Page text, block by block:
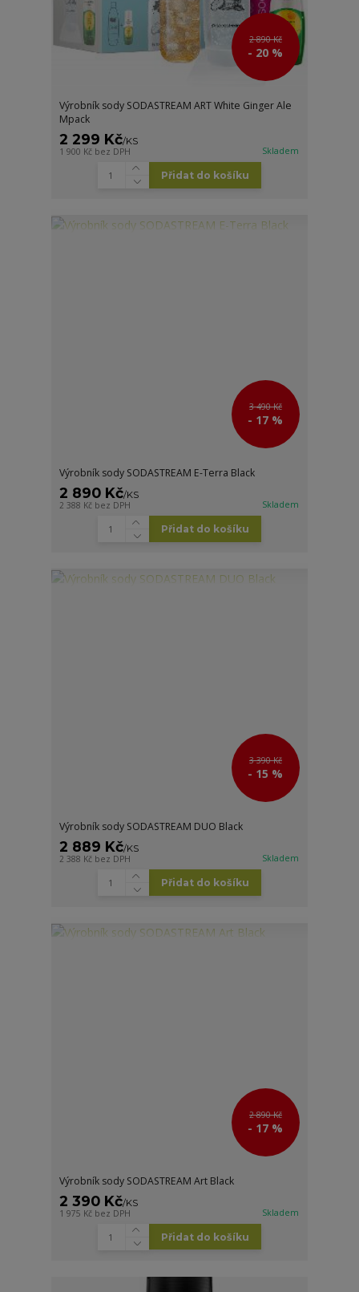
2 890 Kč
- 20 %
Výrobník sody SODASTREAM ART White Ginger Ale
Mpack
2 299 Kč/KS
1 900 Kč bez DPH Skladem
Přidat do košíku
3 490 Kč
- 17 %
Výrobník sody SODASTREAM E-Terra Black
2 890 Kč/KS
2 388 Kč bez DPH Skladem
Přidat do košíku
3 390 Kč
- 15 %
Výrobník sody SODASTREAM DUO Black
2 889 Kč/KS
2 388 Kč bez DPH Skladem
Přidat do košíku
2 890 Kč
- 17 %
Výrobník sody SODASTREAM Art Black
2 390 Kč/KS
1 975 Kč bez DPH Skladem
Přidat do košíku